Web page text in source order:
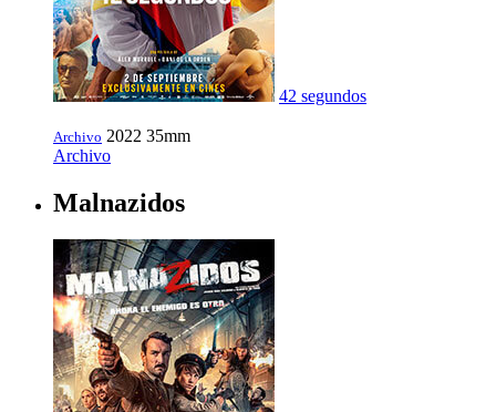
42 segundos
Archivo 2022 35mm
Archivo
Malnazidos